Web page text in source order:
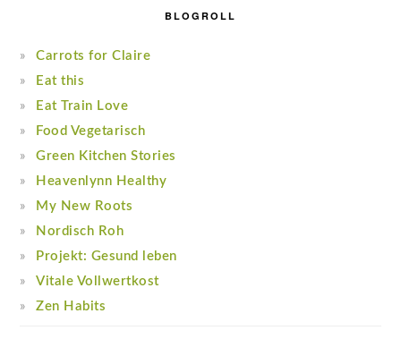
BLOGROLL
Carrots for Claire
Eat this
Eat Train Love
Food Vegetarisch
Green Kitchen Stories
Heavenlynn Healthy
My New Roots
Nordisch Roh
Projekt: Gesund leben
Vitale Vollwertkost
Zen Habits